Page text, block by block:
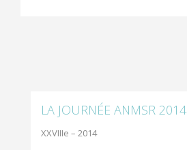
LA JOURNÉE ANMSR 2014
XXVIIIe – 2014